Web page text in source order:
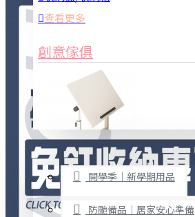
廚房收納
烘焙用具
隨身餐具
查看更多
文具禮品
查看更多
創意傢俱
桌子/椅子
置物架/收納櫃
限時促銷
開學季｜新學期用品
防颱備品｜居家安心準備